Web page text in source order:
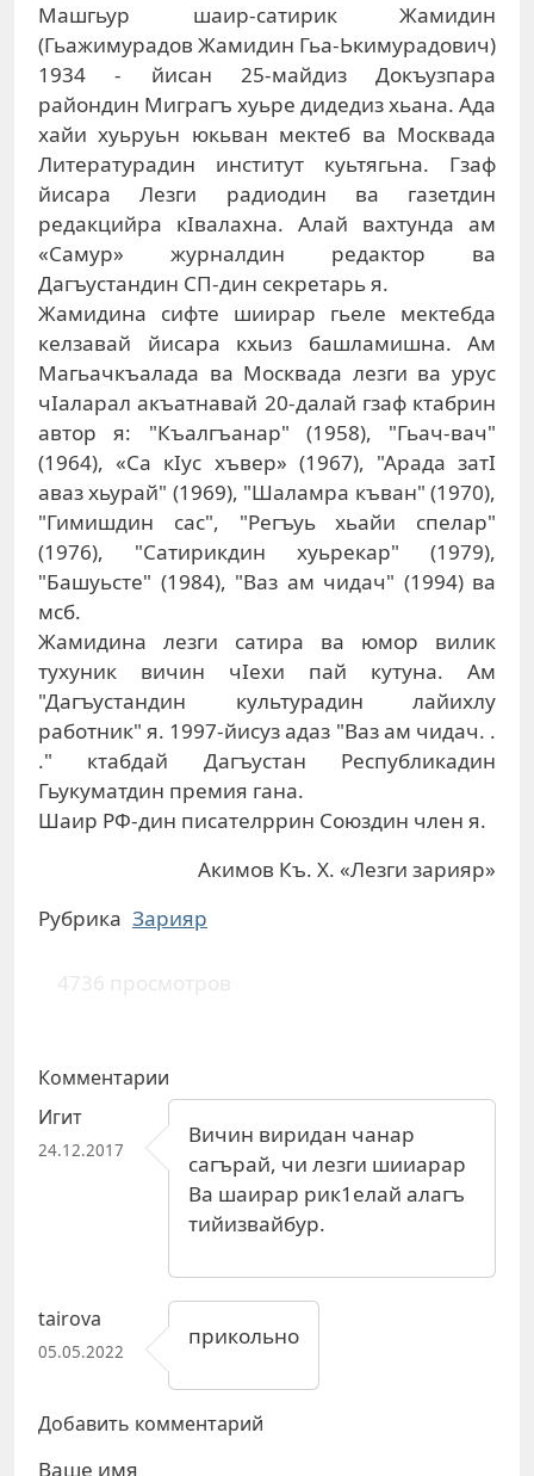
Машгьур шаир-сатирик Жамидин
(Гьажимурадов Жамидин Гьа-Ькимурадович)
1934 - йисан 25-майдиз Докъузпара
райондин Миграгъ хуьре дидедиз хьана. Ада
хайи хуьруьн юкьван мектеб ва Москвада
Литературадин институт куьтягьна. Гзаф
йисара Лезги радиодин ва газетдин
редакцийра кIвалахна. Алай вахтунда ам
«Самур» журналдин редактор ва
Дагъустандин СП-дин секретарь я.
Жамидина сифте шиирар гьеле мектебда
келзавай йисара кхьиз башламишна. Ам
Магьачкъалада ва Москвада лезги ва урус
чIаларал акъатнавай 20-далай гзаф ктабрин
автор я: "Къалгъанар" (1958), "Гьач-вач"
(1964), «Са кIус хъвер» (1967), "Арада затI
аваз хьурай" (1969), "Шаламра къван" (1970),
"Гимишдин сас", "Регъуь хьайи спелар"
(1976), "Сатирикдин хуьрекар" (1979),
"Башуьсте" (1984), "Ваз ам чидач" (1994) ва
мсб.
Жамидина лезги сатира ва юмор вилик
тухуник вичин чIехи пай кутуна. Ам
"Дагъустандин культурадин лайихлу
работник" я. 1997-йисуз адаз "Ваз ам чидач. .
." ктабдай Дагъустан Республикадин
Гьукуматдин премия гана.
Шаир РФ-дин писателррин Союздин член я.
Акимов Къ. Х. «Лезги зарияр»
Рубрика Зарияр
4736 просмотров
Комментарии
Игит
24.12.2017
Вичин виридан чанар
сагърай, чи лезги шииарар
Ва шаирар рик1елай алагъ
тийизвайбур.
tairova
05.05.2022
прикольно
Добавить комментарий
Ваше имя